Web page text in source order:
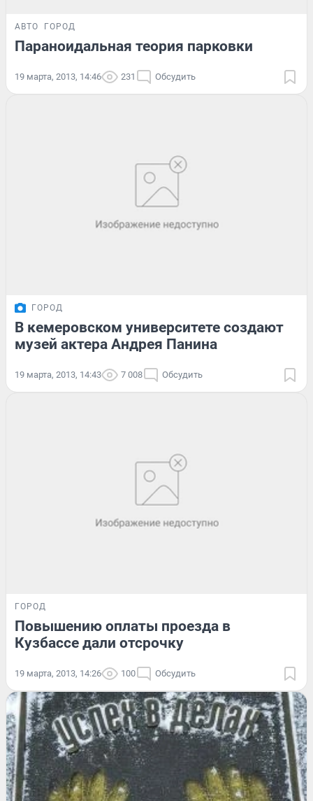
АВТО ГОРОД
Параноидальная теория парковки
19 марта, 2013, 14:46 231 Обсудить
ГОРОД
В кемеровском университете создают
музей актера Андрея Панина
19 марта, 2013, 14:43 7 008 Обсудить
ГОРОД
Повышению оплаты проезда в
Кузбассе дали отсрочку
19 марта, 2013, 14:26 100 Обсудить